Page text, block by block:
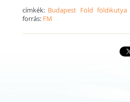
címkék: Budapest Föld földikutya
forrás: FM